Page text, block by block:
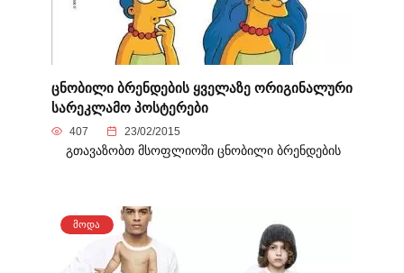
ცნობილი ბრენდების ყველაზე ორიგინალური
სარეკლამო პოსტერები
407 23/02/2015
გთავაზობთ მსოფლიოში ცნობილი ბრენდების
ᲛᲝᲓᲐ